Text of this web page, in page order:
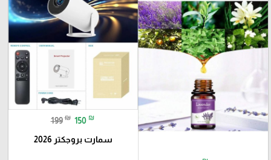
199 ₪ 150 ₪
سمارت بروجكتر 2026